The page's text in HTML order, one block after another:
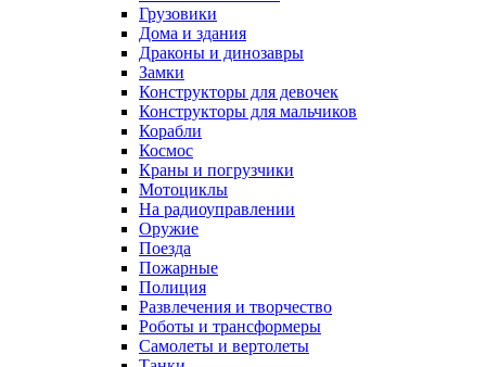
Грузовики
Дома и здания
Драконы и динозавры
Замки
Конструкторы для девочек
Конструкторы для мальчиков
Корабли
Космос
Краны и погрузчики
Мотоциклы
На радиоуправлении
Оружие
Поезда
Пожарные
Полиция
Развлечения и творчество
Роботы и трансформеры
Самолеты и вертолеты